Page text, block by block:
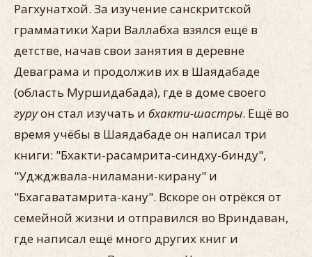
Рагхунатхой. За изучение санскритской
грамматики Хари Валлабха взялся ещё в
детстве, начав свои занятия в деревне
Деваграма и продолжив их в Шаядабаде
(область Муршидабада), где в доме своего
гуруон стал изучать и бхакти-шастры. Ещё во
время учёбы в Шаядабаде он написал три
книги: "Бхакти-расамрита-синдху-бинду",
"Уджджвала-ниламани-кирану" и
"Бхагаватамрита-кану". Вскоре он отрёкся от
семейной жизни и отправился во Вриндаван,
где написал ещё много других книг и